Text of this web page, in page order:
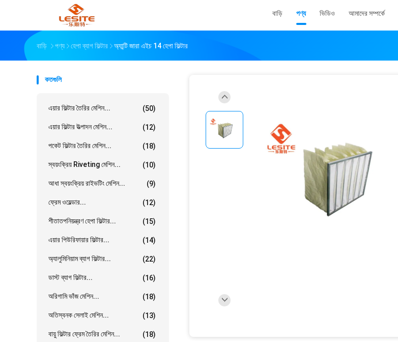
বাড়ি পণ্য ভিডিও আমাদের সম্পর্কে
বাড়ি পণ্য হেপা ব্যাগ ফিল্টার অ্যান্টি জারা এইচ 14 হেপা ফিল্টার
কতগুলি
এয়ার ফিল্টার তৈরির মেশিন... (50)
এয়ার ফিল্টার উত্পাদন মেশিন... (12)
পকেট ফিল্টার তৈরির মেশিন... (18)
স্বয়ংক্রিয় Riveting মেশিন... (10)
আধা স্বয়ংক্রিয় রাইভটিং মেশিন... (9)
ফ্রেম ওয়েল্ডার... (12)
শীতাতপনিয়ন্ত্রণ হেপা ফিল্টার... (15)
এয়ার পিউরিফায়ার ফিল্টার... (14)
অ্যালুমিনিয়াম ব্যাগ ফিল্টার... (22)
ডাস্ট ব্যাগ ফিল্টার... (16)
অরিগামি ভাঁজ মেশিন... (18)
অতিস্বনক সেলাই মেশিন... (13)
বায়ু ফিল্টার ফ্রেম তৈরির মেশিন... (18)